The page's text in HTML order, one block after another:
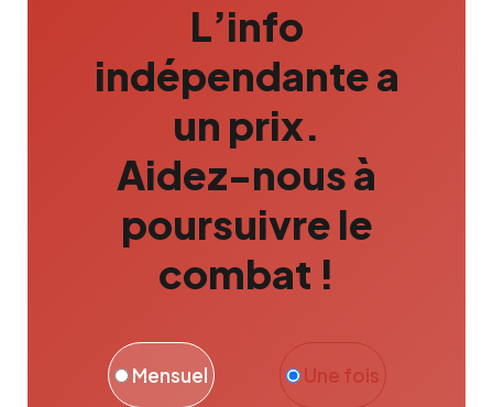
L’info
indépendante a
un prix.
Aidez-nous à
poursuivre le
combat !
Une fois
Mensuel